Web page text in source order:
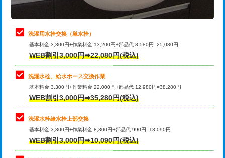
管・ポリ管・HT管使用/3ｍまで)
給水管工事※（ライニング鋼管・銅
管・ポリ管・HT管使用/3ｍ超え)
排水管工事（土の掘削・埋め戻し作
業）
排水管工事（排水管工事/3ｍまで） 55,000円
排水管工事（追加 排水管工事/3ｍ超
え）
マス交換（土の掘削・埋め戻し作業）
止水・漏水調査・防水処理・清掃・修
理・調整・分解・加工など（中作業）
22,000円
止水・漏水調査・防水処理・清掃・修
理・調整・分解・加工など（重作業）
33,000円
キッチンタンク脱着
その他部品の脱着
交換・取付（タンク）
交換・取付(単水栓（壁付・デッキ
式）)
洗濯用水栓交換（単水栓）
基本料金 3,300円+作業料金 13,200円+部品代 8,580円=25,080円
WEB割引3,000円➡22,080円(税込)
洗濯水栓、給水ホース交換作業
基本料金 3,300円+作業料金 22,000円+部品代 12,980円=38,280円
WEB割引3,000円➡35,280円(税込)
洗濯水栓給水栓上部交換
基本料金 3,300円+作業料金 8,800円+部品代 990円=13,090円
WEB割引3,000円➡10,090円(税込)